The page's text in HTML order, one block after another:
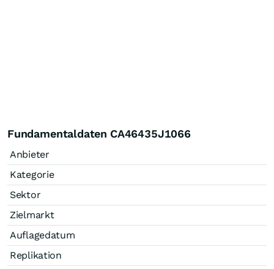
Fundamentaldaten CA46435J1066
Anbieter
Kategorie
Sektor
Zielmarkt
Auflagedatum
Replikation